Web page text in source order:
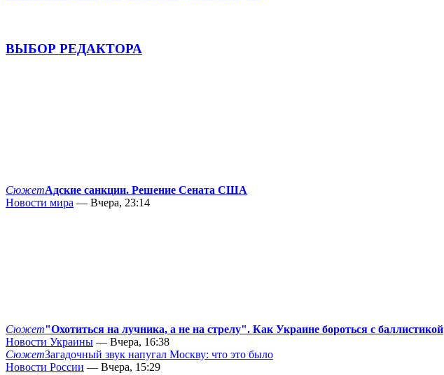
ВЫБОР РЕДАКТОРА
СюжетАдские санкции. Решение Сената США
Новости мира — Вчера, 23:14
Сюжет"Охотиться на лучника, а не на стрелу". Как Украине бороться с баллистикой
Новости Украины — Вчера, 16:38
СюжетЗагадочный звук напугал Москву: что это было
Новости России — Вчера, 15:29